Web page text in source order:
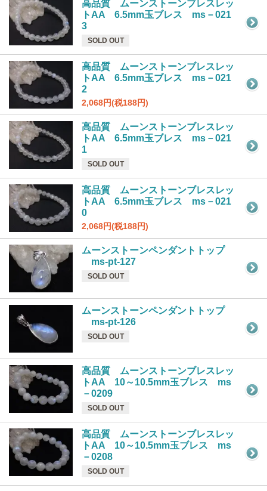
高品質 ムーンストーンブレスレッ
トAA 6.5mm玉ブレス ms－021
3
SOLD OUT
高品質 ムーンストーンブレスレッ
トAA 6.5mm玉ブレス ms－021
2
2,068円(税188円)
高品質 ムーンストーンブレスレッ
トAA 6.5mm玉ブレス ms－021
1
SOLD OUT
高品質 ムーンストーンブレスレッ
トAA 6.5mm玉ブレス ms－021
0
2,068円(税188円)
ムーンストーンペンダントトップ
ms-pt-127
SOLD OUT
ムーンストーンペンダントトップ
ms-pt-126
SOLD OUT
高品質 ムーンストーンブレスレッ
トAA 10～10.5mm玉ブレス ms
－0209
SOLD OUT
高品質 ムーンストーンブレスレッ
トAA 10～10.5mm玉ブレス ms
－0208
SOLD OUT